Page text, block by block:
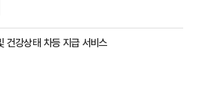
건강상태 차등 지급 서비스